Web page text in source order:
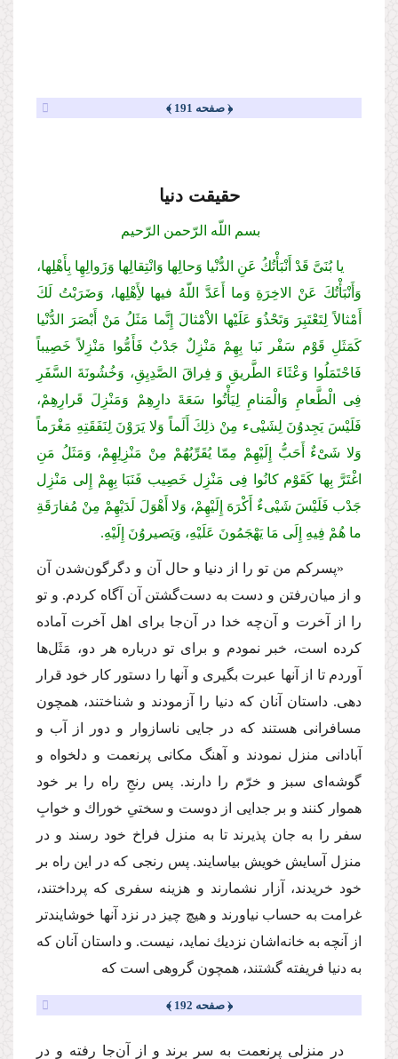
﴿ صفحه 191 ﴾
حقیقت دنیا
بسم اللّه الرّحمن الرّحیم
یا بُنَىَّ قَدْ أَنْبَأْتُكُ عَنِ الدُّنْیا وَحالِها وَانْتِقالِها وَزَوالِهِا بِأَهْلِها،
وَأَنْبَأْتُكَ عَنْ الاخِرَةِ وَما أَعَدَّ اللّهُ فیها لأَِهْلِها، وَضَرَبْتُ لَكَ
أَمْثالاً لِتَعْتَبِرَ وَتَحْذُوَ عَلَیْها الاَْمْثالَ إِنَّما مَثَلُ مَنْ أَبْصَرَ الدُّنْیا
كَمَثَلِ قَوْم سَفْر نَبا بِهِمْ مَنْزِلٌ جَدْبٌ فَأَمُّوا مَنْزِلاً خَصِیباً
فَاحْتَمَلُوا وَعْثَاءَ الطَّریقِ وَ فِراقَ الصَّدِیِقِ، وَخُشُونَةَ السَّفَرِ
فِی الْطَّعامِ وَالْمَنامِ لِیَأْتُوا سَعَةَ دارِهِمْ وَمَنْزِلَ قَرارِهِمْ،
فَلَیْسَ یَجِدوُنَ لِشَیْیء مِنْ ذلِكَ أَلَماً وَلا یَرَوْنَ لِنَفَقَتِهِ مَغْرَماً
وَلا شَىْءٌ أَحَبُّ إِلَیْهِمْ مِمّا یُقَرِّبُهُمْ مِنْ مَنْزِلِهِمْ، وَمَثَلُ مَنِ
اغْتَرَّ بِها كَقَوْم كانُوا فِی مَنْزِل خَصِیب فَنَبَا بِهِمْ إِلى مَنْزِل
جَدْب فَلَیْسَ شَیْىءٌ أَكْرَهَ إِلَیْهِمْ، وَلا أَهْوَلَ لَدَیْهِمْ مِنْ مُفارَقَةِ
ما هُمْ فِیهِ إِلَى مَا یَهْجَمُونَ عَلَیْهِ، وَیَصیروُنَ إِلَیْهِ.
«پسركم من تو را از دنیا و حال آن و دگرگون‌شدن آن
و از میان‌رفتن و دست به دست‌گشتن آن آگاه كردم. و تو
را از آخرت و آن‌چه خدا در آن‌جا براى اهل آخرت آماده
كرده است، خبر نمودم و براى تو درباره هر دو، مَثَل‌ها
آوردم تا از آنها عبرت بگیرى و آنها را دستور كار خود قرار
دهى. داستان آنان كه دنیا را آزمودند و شناختند، همچون
مسافرانى هستند كه در جایى ناسازوار و دور از آب و
آبادانى منزل نمودند و آهنگ مكانى پرنعمت و دلخواه و
گوشه‌اى سبز و خرّم را دارند. پس رنجِ راه را بر خود
هموار كنند و بر جدایى از دوست و سختىِ خوراك و خوابِ
سفر را به جان پذیرند تا به منزل فراخ خود رسند و در
منزل آسایش خویش بیاسایند. پس رنجى كه در این راه بر
خود خریدند، آزار نشمارند و هزینه سفرى كه پرداختند،
غرامت به حساب نیاورند و هیچ چیز در نزد آنها خوشایندتر
از آنچه به خانه‌اشان نزدیك نماید، نیست. و داستان آنان كه
به دنیا فریفته گشتند، همچون گروهى است كه
﴿ صفحه 192 ﴾
در منزلى پرنعمت به سر برند و از آن‌جا رفته و در